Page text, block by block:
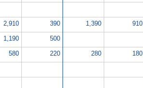
2,910 390 1,390 910
1,190 500
580 220 280 180